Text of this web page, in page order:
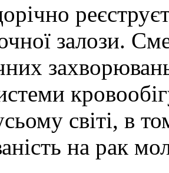
залози.
світі, в
на рак